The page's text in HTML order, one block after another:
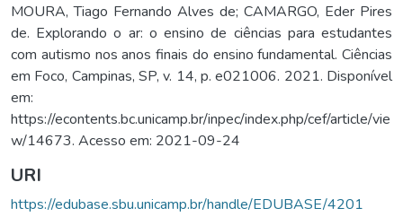
MOURA, Tiago Fernando Alves de; CAMARGO, Eder Pires
de. Explorando o ar: o ensino de ciências para estudantes
com autismo nos anos finais do ensino fundamental. Ciências
em Foco, Campinas, SP, v. 14, p. e021006. 2021. Disponível
em:
https://econtents.bc.unicamp.br/inpec/index.php/cef/article/vie
w/14673. Acesso em: 2021-09-24
URI
https://edubase.sbu.unicamp.br/handle/EDUBASE/4201